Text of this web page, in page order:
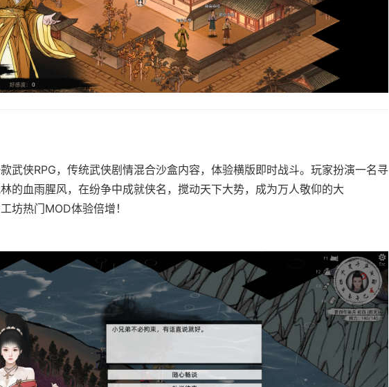
款武侠RPG，传统武侠剧情混合沙盒内容，体验横版即时战斗。玩家扮演一名寻
的血雨腥风，在纷争中成就侠名，搅动天下大势，成为万人敬仰的大
坊热门MOD体验倍增！